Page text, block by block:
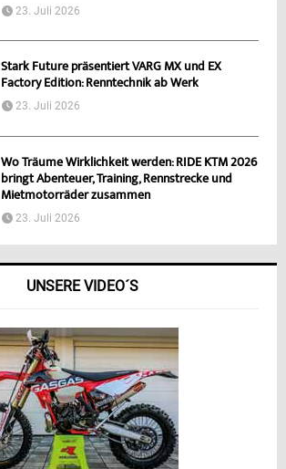
23. Juli 2026
Stark Future präsentiert VARG MX und EX
Factory Edition: Renntechnik ab Werk
23. Juli 2026
Wo Träume Wirklichkeit werden: RIDE KTM 2026
bringt Abenteuer, Training, Rennstrecke und
Mietmotorräder zusammen
23. Juli 2026
UNSERE VIDEO´S